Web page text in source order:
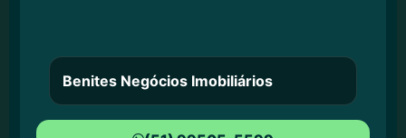
Benites Negócios Imobiliários